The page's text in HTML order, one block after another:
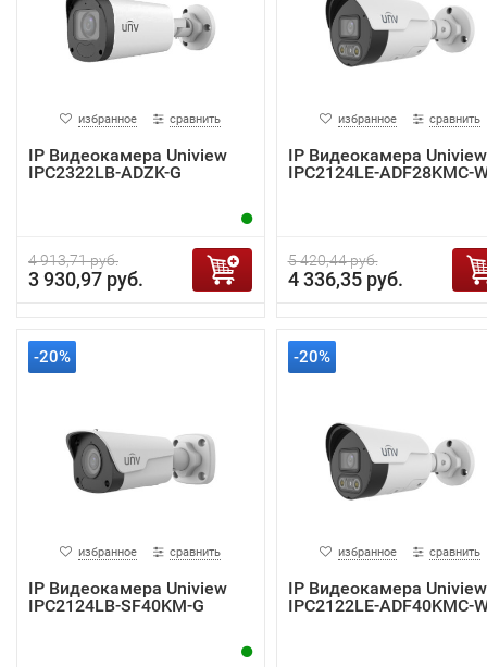
избранное сравнить
IP Видеокамера Uniview
IPC2322LB-ADZK-G
4 913,71 руб.
3 930,97 руб.
избранное сравнить
IP Видеокамера Uniview
IPC2124LE-ADF28KMC-
5 420,44 руб.
4 336,35 руб.
-20%
избранное сравнить
IP Видеокамера Uniview
IPC2124LB-SF40KM-G
-20%
избранное сравнить
IP Видеокамера Uniview
IPC2122LE-ADF40KMC-